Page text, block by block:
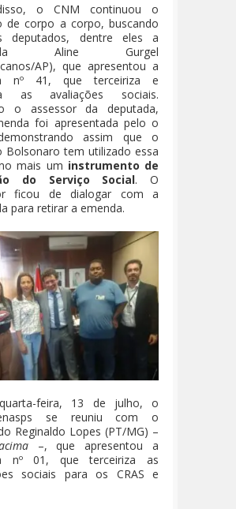
o CNM continuou o
de corpo a corpo, buscando
deputados, dentre eles a
Aline Gurgel
AP), que apresentou a
nº 41, que terceiriza e
as avaliações sociais.
o assessor da deputada,
foi apresentada pelo o
assim que o
Bolsonaro tem utilizado essa
mais um instrumento de
do Serviço Social. O
ficou de dialogar com a
para retirar a emenda.
feira, 13 de julho, o
se reuniu com o
Reginaldo Lopes (PT/MG) –
–, que apresentou a
nº 01, que terceiriza as
sociais para os CRAS e